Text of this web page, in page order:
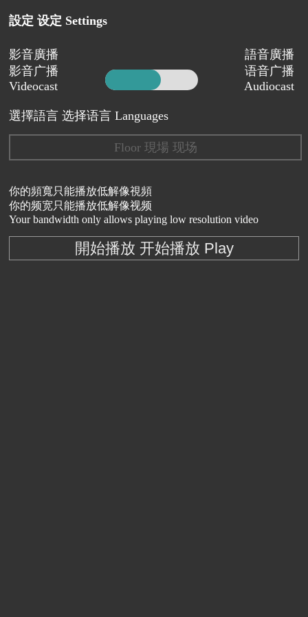
設定 设定 Settings
影音廣播
影音广播
Videocast
語音廣播
语音广播
Audiocast
選擇語言 选择语言 Languages
Floor 現場 现场
你的頻寬只能播放低解像視頻
你的频宽只能播放低解像视频
Your bandwidth only allows playing low resolution video
開始播放 开始播放 Play